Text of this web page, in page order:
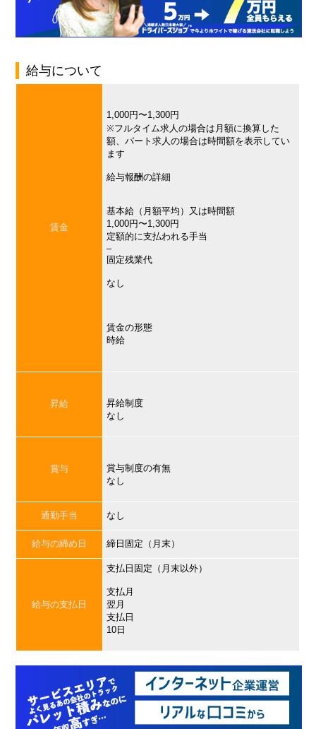
給与について
賃金
1,000円〜1,300円
※フルタイム求人の場合は月額に換算した
額、パート求人の場合は時間額を表示してい
ます
給与報酬の詳細
基本給（月額平均）又は時間額
1,000円〜1,300円
定額的に支払われる手当
–
固定残業代
なし
賃金の形態
時給
昇給
昇給制度
なし
賞与
賞与制度の有無
なし
通勤手当 なし
給与の締め日 締日固定（月末）
給与の支払日
支払日固定（月末以外）
支払月
翌月
支払日
10日